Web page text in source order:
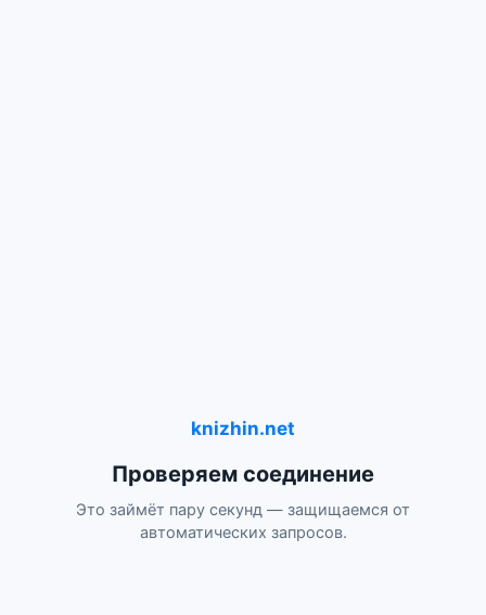
knizhin.net
Проверяем соединение
Это займёт пару секунд — защищаемся от
автоматических запросов.